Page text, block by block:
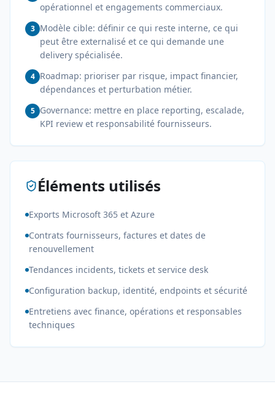
opérationnel et engagements commerciaux.
3 Modèle cible: définir ce qui reste interne, ce qui
peut être externalisé et ce qui demande une
delivery spécialisée.
4 Roadmap: prioriser par risque, impact financier,
dépendances et perturbation métier.
5 Governance: mettre en place reporting, escalade,
KPI review et responsabilité fournisseurs.
Éléments utilisés
Exports Microsoft 365 et Azure
Contrats fournisseurs, factures et dates de
renouvellement
Tendances incidents, tickets et service desk
Configuration backup, identité, endpoints et sécurité
Entretiens avec finance, opérations et responsables
techniques